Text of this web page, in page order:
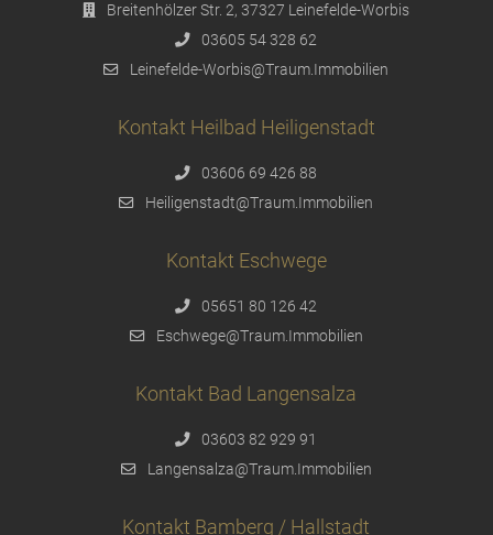
Breitenhölzer Str. 2, 37327 Leinefelde-Worbis
03605 54 328 62
Leinefelde-Worbis@Traum.Immobilien
Kontakt Heilbad Heiligenstadt
03606 69 426 88
Heiligenstadt@Traum.Immobilien
Kontakt Eschwege
05651 80 126 42
Eschwege@Traum.Immobilien
Kontakt Bad Langensalza
03603 82 929 91
Langensalza@Traum.Immobilien
Kontakt Bamberg / Hallstadt